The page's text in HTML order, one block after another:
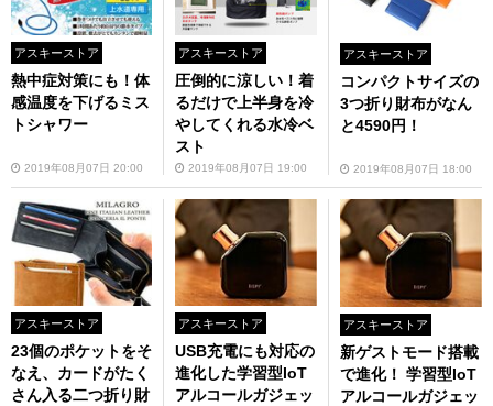
アスキーストア
熱中症対策にも！体
感温度を下げるミス
トシャワー
2019年08月07日 20:00
アスキーストア
圧倒的に涼しい！着
るだけで上半身を冷
やしてくれる水冷ベ
スト
2019年08月07日 19:00
アスキーストア
コンパクトサイズの
3つ折り財布がなん
と4590円！
2019年08月07日 18:00
アスキーストア
23個のポケットをそ
なえ、カードがたく
さん入る二つ折り財
アスキーストア
USB充電にも対応の
進化した学習型IoT
アルコールガジェッ
アスキーストア
新ゲストモード搭載
で進化！ 学習型IoT
アルコールガジェッ